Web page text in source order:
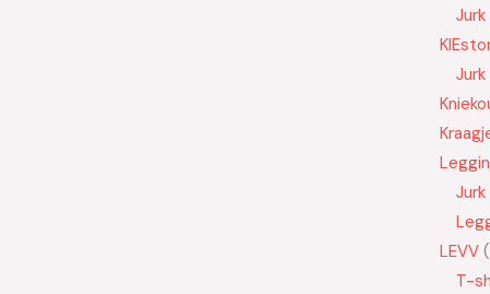
Jurk
Jurk
Jurk
LEVV
T-